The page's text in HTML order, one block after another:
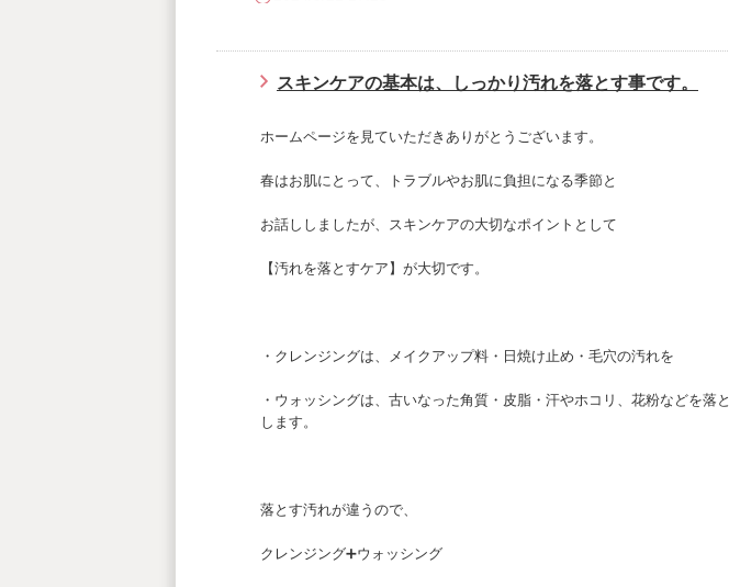
スキンケアの基本は、しっかり汚れを落とす事です。
ホームページを見ていただきありがとうございます。
春はお肌にとって、トラブルやお肌に負担になる季節と
お話ししましたが、スキンケアの大切なポイントとして
【汚れを落とすケア】が大切です。
・クレンジングは、メイクアップ料・日焼け止め・毛穴の汚れを
・ウォッシングは、古いなった角質・皮脂・汗やホコリ、花粉などを落と
します。
落とす汚れが違うので、
クレンジング➕ウォッシング